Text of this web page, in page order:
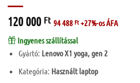
120 000 Ft 94 488 Ft+27%-os ÁFA
Ingyenes szállítással
Gyártó: Lenovo X1 yoga, gen 2
Kategória: Használt laptop